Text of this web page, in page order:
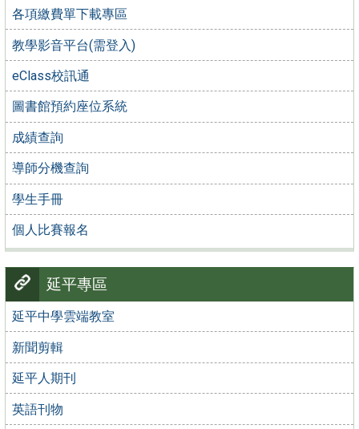
各項繳費單下載專區
教學影音平台(需登入)
eClass校訊通
圖書館預約座位系統
成績查詢
導師分機查詢
學生手冊
個人比賽報名
延平專區
延平中學雲端教室
新聞剪輯
延平人期刊
英語刊物